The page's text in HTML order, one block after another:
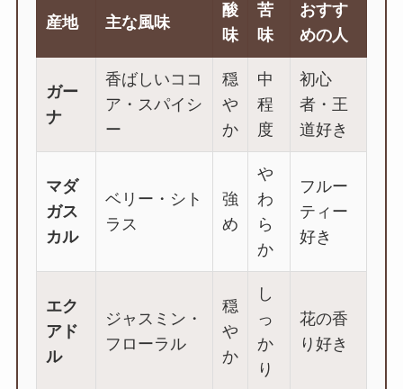
産地 主な風味
酸
味
苦
味
おすす
めの人
ガー
ナ
香ばしいココ
ア・スパイシ
ー
穏
や
か
中
程
度
初心
者・王
道好き
マダ
ガス
カル
ベリー・シト
ラス
強
め
や
わ
ら
か
フルー
ティー
好き
エク
アド
ル
ジャスミン・
フローラル
穏
や
か
し
っ
か
り
花の香
り好き